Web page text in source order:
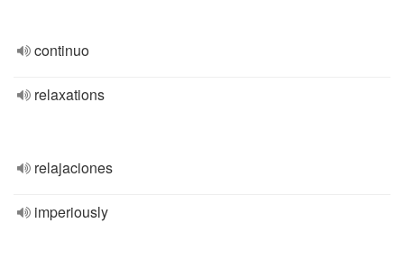
continuo
relaxations
relajaciones
imperiously